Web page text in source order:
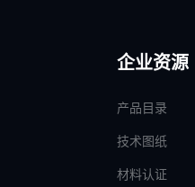
企业资源
产品目录
技术图纸
材料认证